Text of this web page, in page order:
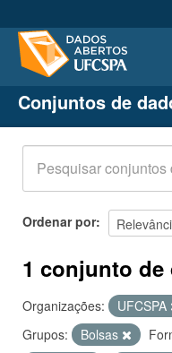
Conjuntos de dados
Organizações
Grupos
Sobre
Conjuntos de
Ordenar por
1 conjunto
Organizações: UFCSPA
Grupos:
Bolsas